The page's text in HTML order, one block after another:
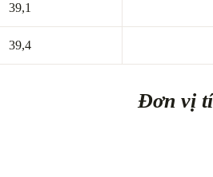
39,1
39,4
Đơn vị